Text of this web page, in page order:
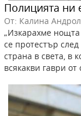
Полицията ни
От: Калина
„Изкарахме
се протестър
страна в света, в
всякакви гаври от